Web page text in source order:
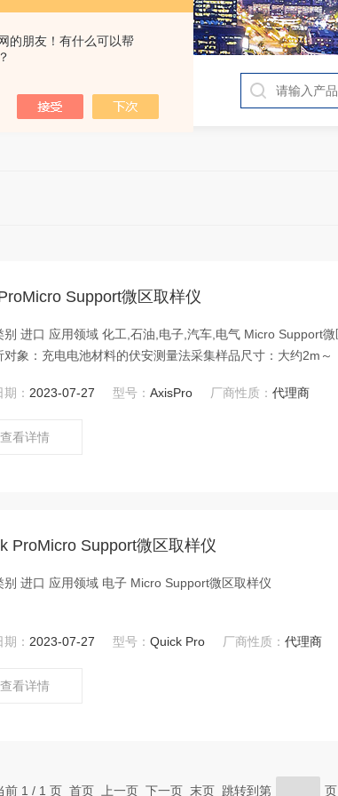
的朋友！有什么可以帮
Support微区取样仪
取样仪适用产业：充电电池、半导体
对象：充电电池材料的伏安测量法采集样品尺寸：大约2m～
： 2023-07-27 型号：AxisPro 厂商性质：代理商
查看详情
ProMicro Support微区取样仪
产地类别 进口 应用领域 电子 Micro Support微区取样仪
： 2023-07-27 型号：Quick Pro 厂商性质：代理商
查看详情
前 1 / 1 页 首页 上一页 下一页 末页 跳转到第 页